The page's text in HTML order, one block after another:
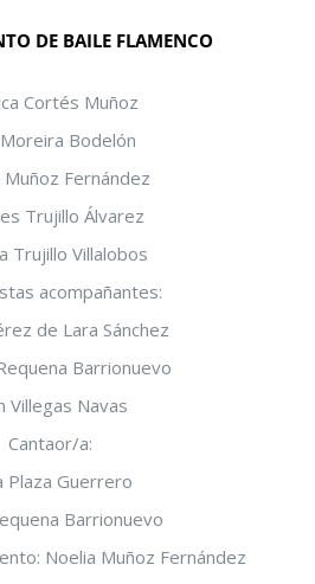
DE BAILE FLAMENCO
Cortés Muñoz
Bodelón
Muñoz Fernández
Trujillo Álvarez
Trujillo Villalobos
acompañantes:
de Lara Sánchez
Barrionuevo
Villegas Navas
Cantaor/a:
Plaza Guerrero
Barrionuevo
Noelia Muñoz Fernández